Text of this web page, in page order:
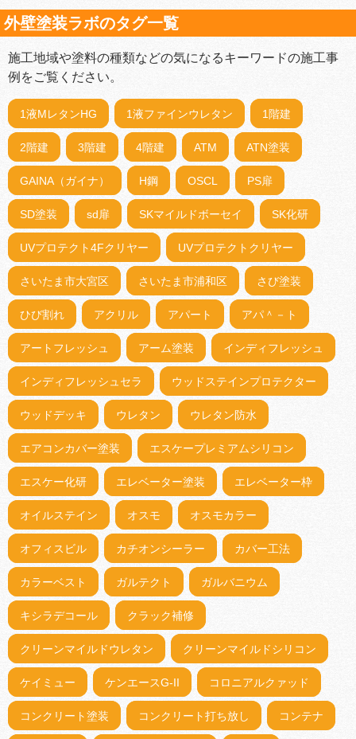
外壁塗装ラボのタグ一覧
施工地域や塗料の種類などの気になるキーワードの施工事
例をご覧ください。
1液MレタンHG 1液ファインウレタン 1階建
2階建 3階建 4階建 ATM ATN塗装
GAINA（ガイナ） H鋼 OSCL PS扉
SD塗装 sd扉 SKマイルドボーセイ SK化研
UVプロテクト4Fクリヤー UVプロテクトクリヤー
さいたま市大宮区 さいたま市浦和区 さび塗装
ひび割れ アクリル アパート アパ＾－ト
アートフレッシュ アーム塗装 インディフレッシュ
インディフレッシュセラ ウッドステインプロテクター
ウッドデッキ ウレタン ウレタン防水
エアコンカバー塗装 エスケープレミアムシリコン
エスケー化研 エレベーター塗装 エレベーター枠
オイルステイン オスモ オスモカラー
オフィスビル カチオンシーラー カバー工法
カラーベスト ガルテクト ガルバニウム
キシラデコール クラック補修
クリーンマイルドウレタン クリーンマイルドシリコン
ケイミュー ケンエースG-II コロニアルクァッド
コンクリート塗装 コンクリート打ち放し コンテナ